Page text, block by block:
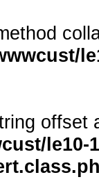
offset